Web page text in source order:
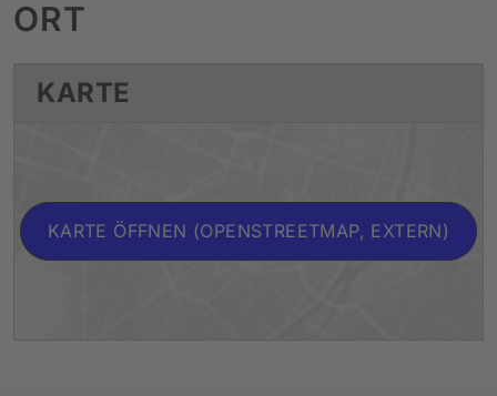
ORT
KARTE
KARTE ÖFFNEN (OPENSTREETMAP, EXTERN)